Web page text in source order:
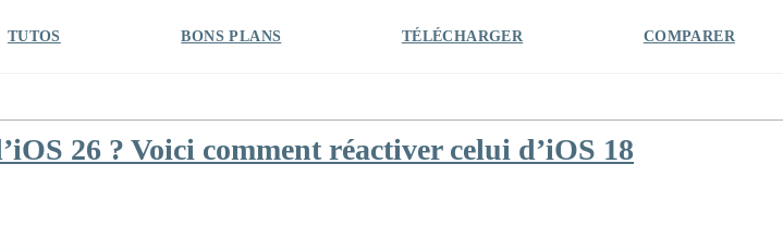
TUTOS BONS PLANS TÉLÉCHARGER COMPARER
26 ? Voici comment réactiver celui d’iOS 18